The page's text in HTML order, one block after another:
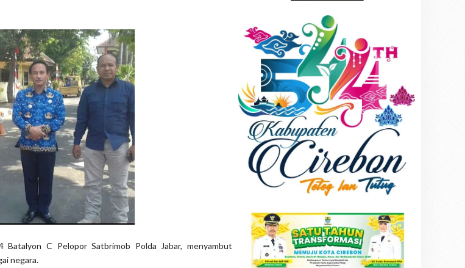
C Pelopor Satbrimob Polda Jabar, menyambut
negara.